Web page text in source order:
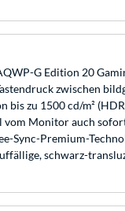
G Edition 20
zwischen
bis zu 1500 cd/m²
vom Monitor auch
Sync-Premium-
schwarz-